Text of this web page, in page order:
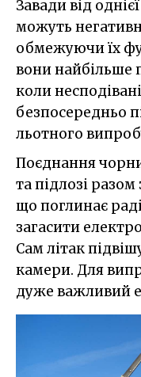
Завади від
можуть
обмежуючи їх
вони найбільше
коли
безпосередньо
льотного
Поєднання
та підлозі
що поглинає
загасити
Сам літак
камери. Для
дуже важливий